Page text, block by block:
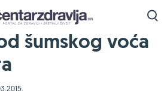
šumskog voća